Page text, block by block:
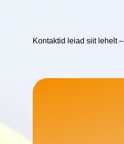
Kontaktid leiad siit lehelt –